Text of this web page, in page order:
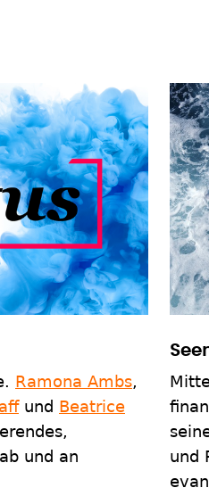
Ramona Ambs,
und Beatrice
und an
und